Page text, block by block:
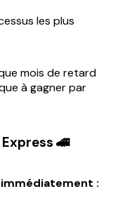
les plus
mois de retard
à gagner par
🚄
: